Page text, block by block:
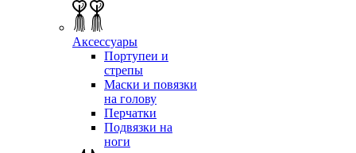
Аксессуары
Портупеи и
стрепы
Маски и повязки
на голову
Перчатки
Подвязки на
ноги